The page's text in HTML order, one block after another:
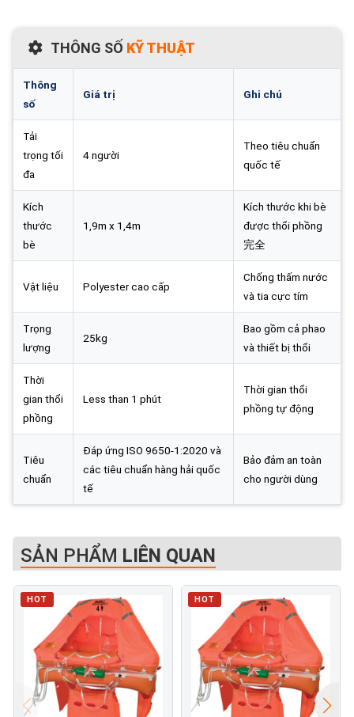
THÔNG SỐ KỸ THUẬT
Thông
số
Giá trị Ghi chú
Tải
trọng tối
đa
4 người
Theo tiêu chuẩn
quốc tế
Kích
thước
bè
1,9m x 1,4m
Kích thước khi bè
được thổi phồng
完全
Vật liệu Polyester cao cấp
Chống thấm nước
và tia cực tím
Trọng
lượng
25kg
Bao gồm cả phao
và thiết bị thổi
Thời
gian thổi
phồng
Less than 1 phút
Thời gian thổi
phồng tự động
Tiêu
chuẩn
Đáp ứng ISO 9650-1:2020 và
các tiêu chuẩn hàng hải quốc
tế
Bảo đảm an toàn
cho người dùng
SẢN PHẨM LIÊN QUAN
HOT HOT